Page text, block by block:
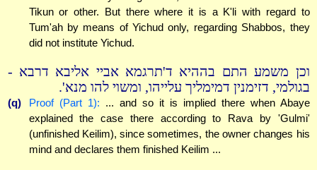
Tikun or other. But there where it is a K'li with regard to
Tum'ah by means of Yichud only, regarding Shabbos, they
did not institute Yichud.
וכן משמע התם בההיא ד'תרגמא אביי אליבא דרבא -
בגולמי, דזימנין דמימליך עלייהו, ומשוי להו מנא'.
(q) Proof (Part 1): ... and so it is implied there when Abaye
explained the case there according to Rava by 'Gulmi'
(unfinished Keilim), since sometimes, the owner changes his
mind and declares them finished Keilim ...